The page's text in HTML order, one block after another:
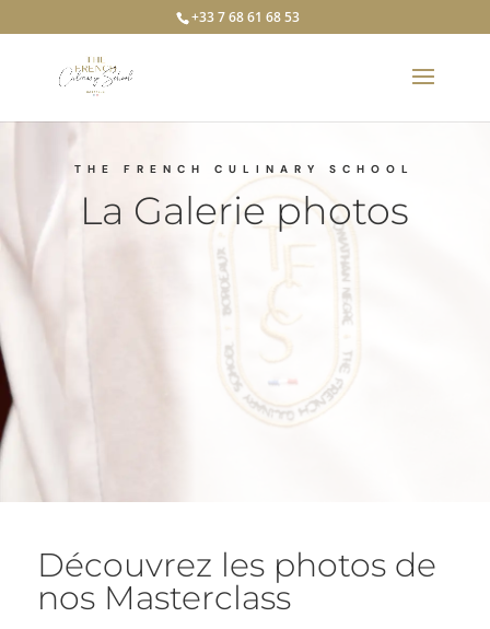
+33 7 68 61 68 53
THE FRENCH CULINARY SCHOOL
La Galerie photos
Découvrez les photos de
nos Masterclass